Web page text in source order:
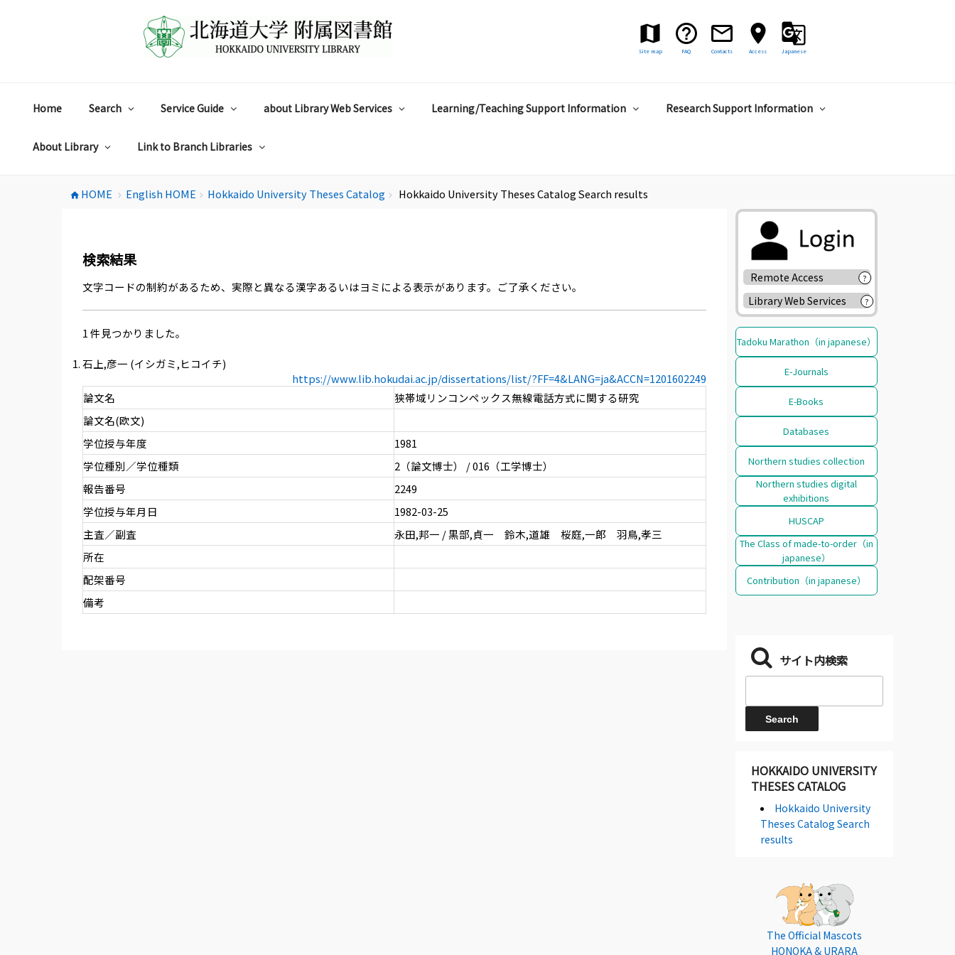
Site map FAQ Contacts Access Japanese
Home Search Service Guide about Library Web Services Learning/Teaching Support Information Research Support Information
About Library Link to Branch Libraries
home HOME chevron_right English HOME chevron_right Hokkaido University Theses Catalog chevron_right Hokkaido University Theses Catalog Search results
検索結果
文字コードの制約があるため、実際と異なる漢字あるいはヨミによる表示があります。ご了承ください。
1 件見つかりました。
石上,彦一 (イシガミ,ヒコイチ)
https://www.lib.hokudai.ac.jp/dissertations/list/?FF=4&LANG=ja&ACCN=1201602249
論文名
狭帯域リンコンペックス無線電話方式に関する研究
論文名(欧文)
学位授与年度
1981
学位種別／学位種類
2（論文博士） / 016（工学博士）
報告番号
2249
学位授与年月日
1982-03-25
主査／副査
永田,邦一 / 黒部,貞一 鈴木,道雄 桜庭,一郎 羽鳥,孝三
所在
配架番号
備考
Remote Access ?
Library Web Services ?
Tadoku Marathon（in japanese）
E-Journals
E-Books
Databases
Northern studies collection
Northern studies digital
exhibitions
HUSCAP
The Class of made-to-order（in
japanese）
Contribution（in japanese）
サイト内検索
HOKKAIDO UNIVERSITY
THESES CATALOG
Hokkaido University
Theses Catalog Search
results
The Official Mascots
HONOKA & URARA